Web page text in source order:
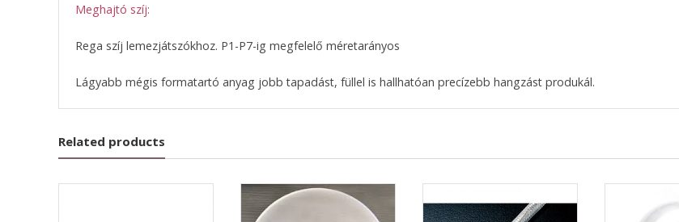
Meghajtó szíj:
Rega szíj lemezjátszókhoz. P1-P7-ig megfelelő méretarányos
Lágyabb mégis formatartó anyag jobb tapadást, füllel is hallhatóan precízebb hangzást produkál.
Related products